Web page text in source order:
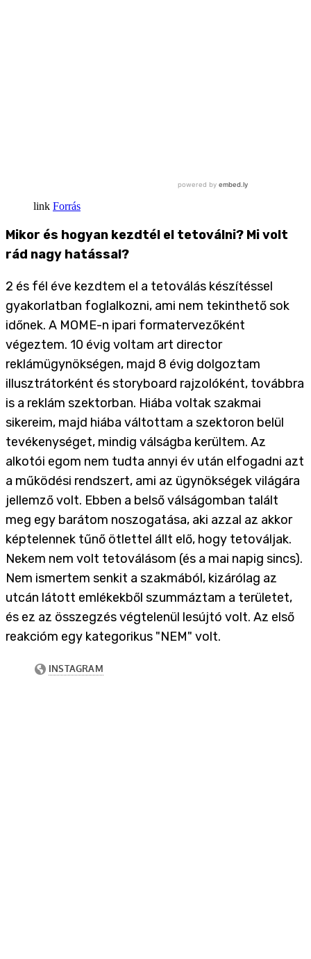
Forrás
Mikor és hogyan kezdtél el tetoválni? Mi volt
rád nagy hatással?
2 és fél éve kezdtem el a tetoválás készítéssel
gyakorlatban foglalkozni, ami nem tekinthető sok
időnek. A MOME-n ipari formatervezőként
végeztem. 10 évig voltam art director
reklámügynökségen, majd 8 évig dolgoztam
illusztrátorként és storyboard rajzolóként, továbbra
is a reklám szektorban. Hiába voltak szakmai
sikereim, majd hiába váltottam a szektoron belül
tevékenységet, mindig válságba kerültem. Az
alkotói egom nem tudta annyi év után elfogadni azt
a működési rendszert, ami az ügynökségek világára
jellemző volt. Ebben a belső válságomban talált
meg egy barátom noszogatása, aki azzal az akkor
képtelennek tűnő ötlettel állt elő, hogy tetováljak.
Nekem nem volt tetoválásom (és a mai napig sincs).
Nem ismertem senkit a szakmából, kizárólag az
utcán látott emlékekből szummáztam a területet,
és ez az összegzés végtelenül lesújtó volt. Az első
reakcióm egy kategorikus "NEM" volt.